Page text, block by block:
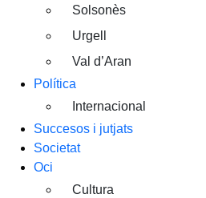
Solsonès
Urgell
Val d’Aran
Política
Internacional
Succesos i jutjats
Societat
Oci
Cultura